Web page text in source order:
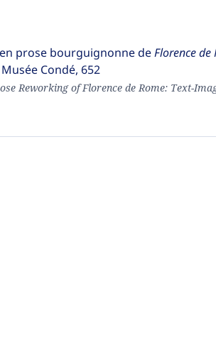
prose bourguignonne deFlorence de
Condé, 652
Reworking of Florence de Rome: Text-